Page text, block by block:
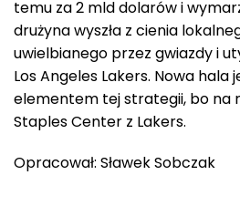
temu za 2 mld dolarów i
drużyna wyszła z cienia
uwielbianego przez gwiazdy i
Los Angeles Lakers. Nowa hala
elementem tej strategii, bo na
Staples Center z Lakers.
Opracował: Sławek Sobczak